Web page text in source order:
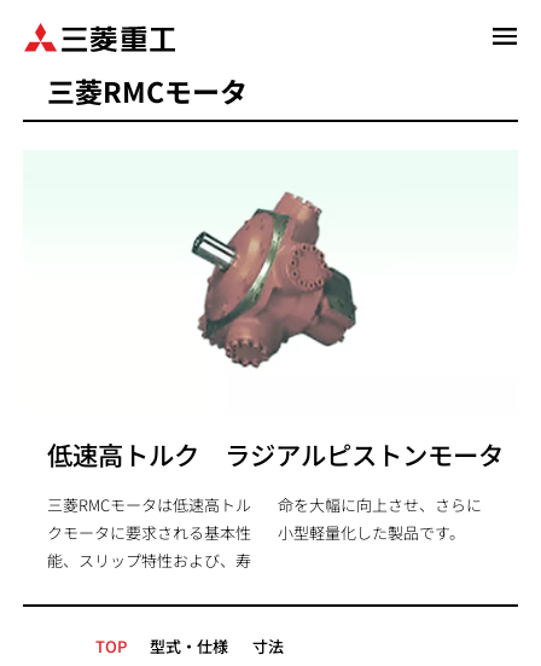
三菱RMCモータ
低速高トルク ラジアルピストンモータ
三菱RMCモータは低速高トル
クモータに要求される基本性
能、スリップ特性および、寿
命を大幅に向上させ、さらに
小型軽量化した製品です。
TOP 型式・仕様 寸法